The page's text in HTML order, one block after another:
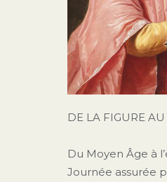
DE LA FIGURE
Du Moyen Âge à
Journée assurée